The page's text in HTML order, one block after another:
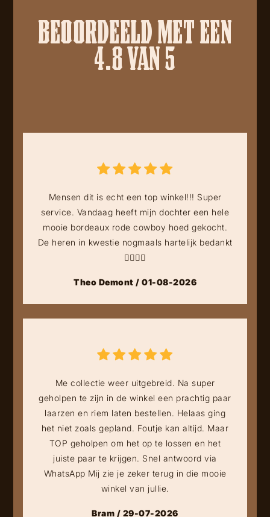
BEOORDEELD MET EEN
4.8 VAN 5
Mensen dit is echt een top winkel!!! Super
service. Vandaag heeft mijn dochter een hele
mooie bordeaux rode cowboy hoed gekocht.
De heren in kwestie nogmaals hartelijk bedankt
👍🏻👍🏻
Theo Demont / 01-08-2026
Me collectie weer uitgebreid. Na super
geholpen te zijn in de winkel een prachtig paar
laarzen en riem laten bestellen. Helaas ging
het niet zoals gepland. Foutje kan altijd. Maar
TOP geholpen om het op te lossen en het
juiste paar te krijgen. Snel antwoord via
WhatsApp Mij zie je zeker terug in die mooie
winkel van jullie.
Bram / 29-07-2026